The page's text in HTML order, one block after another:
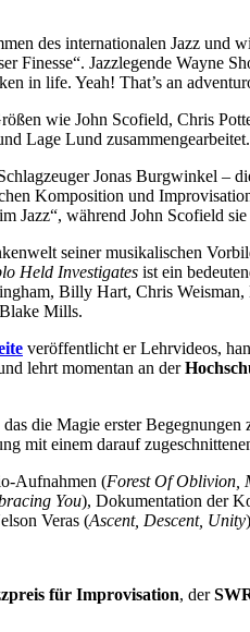
des internationalen Jazz und
Finesse“. Jazzlegende Wayne
in life. Yeah! That’s an
wie John Scofield, Chris
Lage Lund zusammengearbeitet.
Jonas Burgwinkel –
Komposition und
während John Scofield
seiner musikalischen
Held Investigates ist ein
Billy Hart, Chris
Mills.
veröffentlicht er Lehrvideos,
lehrt momentan an der
die Magie erster
mit einem darauf
Aufnahmen (Forest Of Oblivion,
You), Dokumentation der
Veras (Ascent, Descent, Unity
für Improvisation, der